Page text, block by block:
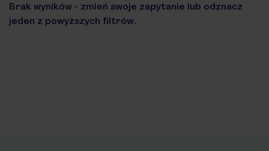
Brak wyników - zmień swoje zapytanie lub odznacz
jeden z powyższych filtrów.